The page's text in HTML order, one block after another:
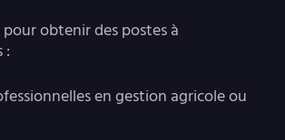
pour obtenir des postes à
:
en gestion agricole ou